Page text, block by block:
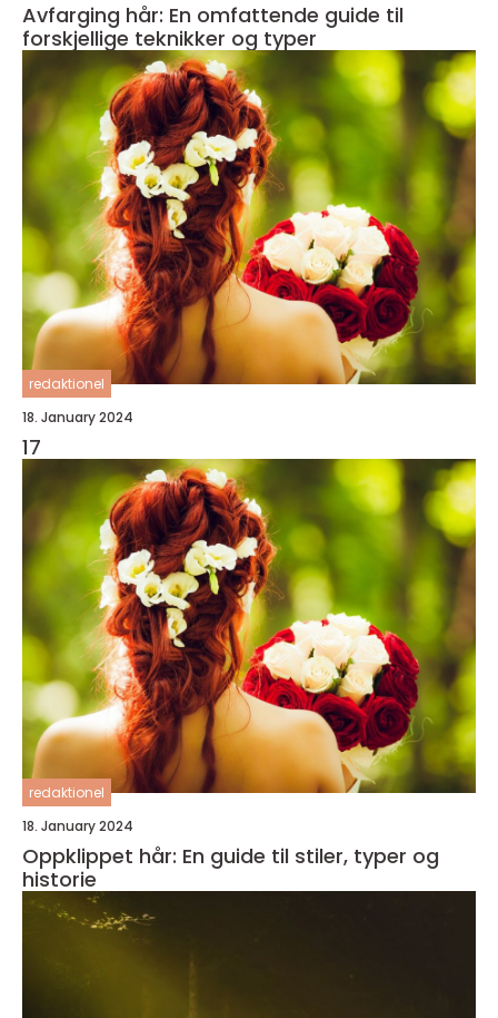
Avfarging hår: En omfattende guide til
forskjellige teknikker og typer
redaktionel
18. January 2024
17
redaktionel
18. January 2024
Oppklippet hår: En guide til stiler, typer og
historie